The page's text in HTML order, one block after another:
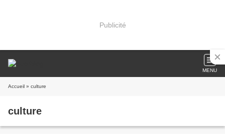
Publicité
MENU
Accueil » culture
culture